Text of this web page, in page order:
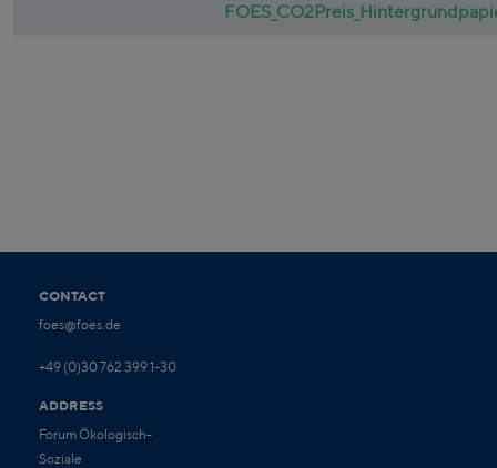
CONTACT
foes@foes.de
+49 (0)30 762 399 1-30
ADDRESS
Forum Ökologisch-
Soziale